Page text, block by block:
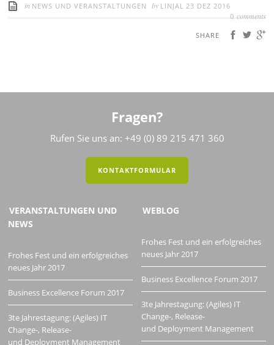
in NEWS UND VERANSTALTUNGEN by LINJAL 23 DEZ 2016
0 comments
SHARE
Fragen?
Rufen Sie uns an: +49 (0) 89 215 471 360
KONTAKTFORMULAR
VERANSTALTUNGEN UND
NEWS
Frohes Fest und ein erfolgreiches
neues Jahr 2017
Business Excellence Forum 2017
3te Jahrestagung: (Agiles) IT
Change-, Release-
und Deployment Management
WEBLOG
Frohes Fest und ein erfolgreiches
neues Jahr 2017
Business Excellence Forum 2017
3te Jahrestagung: (Agiles) IT
Change-, Release-
und Deployment Management